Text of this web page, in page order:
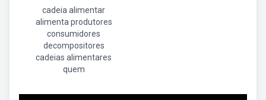
cadeia alimentar
alimenta produtores
consumidores
decompositores
cadeias alimentares
quem